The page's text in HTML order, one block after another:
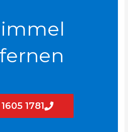
1781